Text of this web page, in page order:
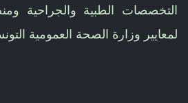
التخصصات الطبية والجراحية
لمعايير وزارة الصحة العمومية